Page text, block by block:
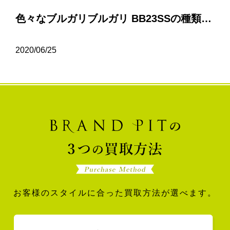
色々なブルガリブルガリ BB23SSの種類について…
2020/06/25
お客様のスタイルに合った買取方法が選べます。